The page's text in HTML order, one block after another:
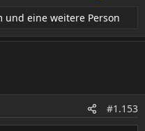
wenn es eben fertig ist.
Leute die Druckkosten
mehr im Wege.
und eine weitere Person
#1.153